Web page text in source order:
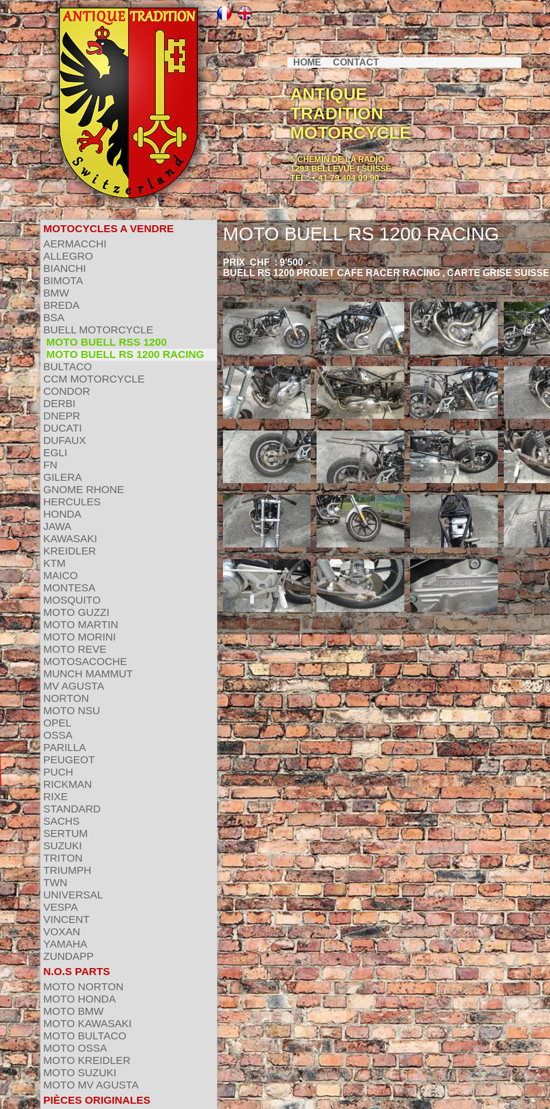
HOME CONTACT
ANTIQUE
TRADITION
MOTORCYCLE
5 CHEMIN DE LA RADIO
1293 BELLEVUE / SUISSE
TEL: + 41 79 404 09 90
MOTOCYCLES A VENDRE
AERMACCHI
ALLEGRO
BIANCHI
BIMOTA
BMW
BREDA
BSA
BUELL MOTORCYCLE
MOTO BUELL RSS 1200
MOTO BUELL RS 1200 RACING
BULTACO
CCM MOTORCYCLE
CONDOR
DERBI
DNEPR
DUCATI
DUFAUX
EGLI
FN
GILERA
GNOME RHONE
HERCULES
HONDA
JAWA
KAWASAKI
KREIDLER
KTM
MAICO
MONTESA
MOSQUITO
MOTO GUZZI
MOTO MARTIN
MOTO MORINI
MOTO REVE
MOTOSACOCHE
MUNCH MAMMUT
MV AGUSTA
NORTON
MOTO NSU
OPEL
OSSA
PARILLA
PEUGEOT
PUCH
RICKMAN
RIXE
STANDARD
SACHS
SERTUM
SUZUKI
TRITON
TRIUMPH
TWN
UNIVERSAL
VESPA
VINCENT
VOXAN
YAMAHA
ZUNDAPP
N.O.S PARTS
MOTO NORTON
MOTO HONDA
MOTO BMW
MOTO KAWASAKI
MOTO BULTACO
MOTO OSSA
MOTO KREIDLER
MOTO SUZUKI
MOTO MV AGUSTA
PIÈCES ORIGINALES
MOTO BUELL RS 1200 RACING
PRIX CHF : 9'500 .-
BUELL RS 1200 PROJET CAFE RACER RACING , CARTE GRISE SUISSE